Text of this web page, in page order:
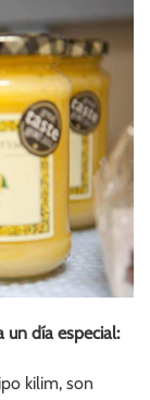
día especial:
kilim, son